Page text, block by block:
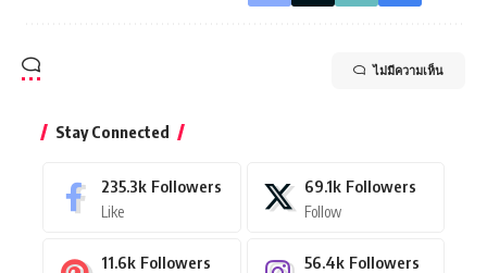
ไม่มีความเห็น
Stay Connected
235.3k Followers
Like
69.1k Followers
Follow
11.6k Followers 56.4k Followers